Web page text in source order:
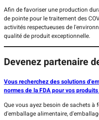
Afin de favoriser une production
de pointe pour le traitement des
activités respectueuses de
qualité de produit exceptionnelle.
Devenez partenaire
Vous recherchez des solutions
normes de la FDA pour vos produits
Que vous ayez besoin de sachets
d'emballage alimentaire,